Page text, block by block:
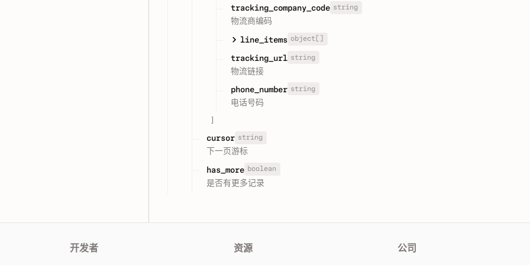
tracking_company_code string
物流商编码
line_items object[]
tracking_url string
物流链接
phone_number string
电话号码
]
cursor string
下一页游标
has_more boolean
是否有更多记录
开发者 资源 公司